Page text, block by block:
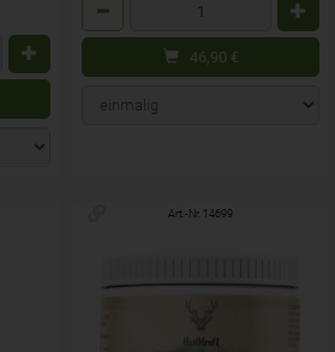
46,90 €
Art.-Nr. 14699